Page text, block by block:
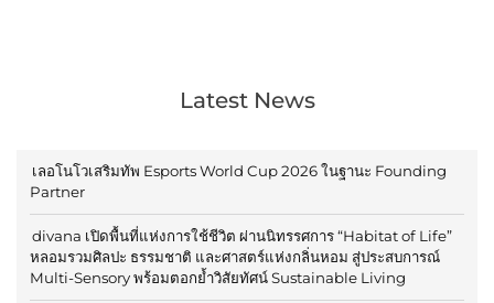
Latest News
เลอโนโวเสริมทัพ Esports World Cup 2026 ในฐานะ Founding
Partner
divana เปิดพื้นที่แห่งการใช้ชีวิต ผ่านนิทรรศการ “Habitat of Life”
หลอมรวมศิลปะ ธรรมชาติ และศาสตร์แห่งกลิ่นหอม สู่ประสบการณ์
Multi-Sensory พร้อมตอกย้ำวิสัยทัศน์ Sustainable Living